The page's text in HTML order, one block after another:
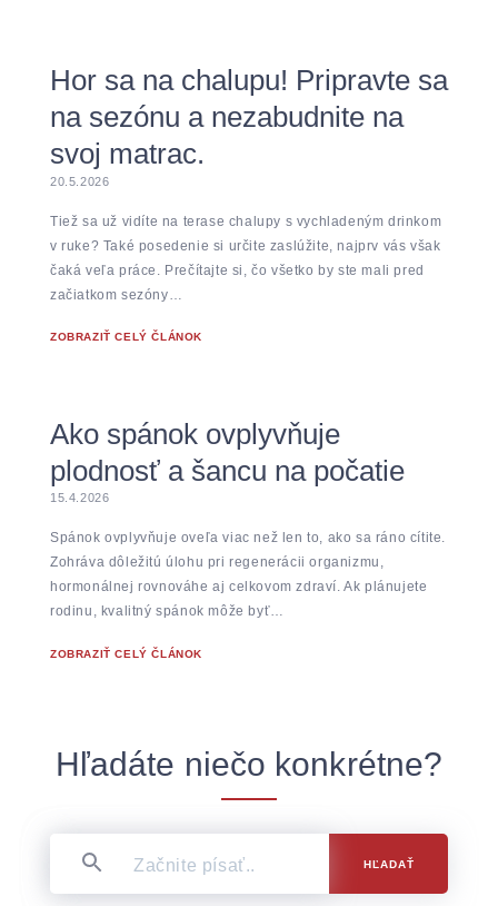
Hor sa na chalupu! Pripravte sa
na sezónu a nezabudnite na
svoj matrac.
20.5.2026
Tiež sa už vidíte na terase chalupy s vychladeným drinkom
v ruke? Také posedenie si určite zaslúžite, najprv vás však
čaká veľa práce. Prečítajte si, čo všetko by ste mali pred
začiatkom sezóny…
ZOBRAZIŤ CELÝ ČLÁNOK
Ako spánok ovplyvňuje
plodnosť a šancu na počatie
15.4.2026
Spánok ovplyvňuje oveľa viac než len to, ako sa ráno cítite.
Zohráva dôležitú úlohu pri regenerácii organizmu,
hormonálnej rovnováhe aj celkovom zdraví. Ak plánujete
rodinu, kvalitný spánok môže byť…
ZOBRAZIŤ CELÝ ČLÁNOK
Hľadáte niečo konkrétne?
HĽADAŤ